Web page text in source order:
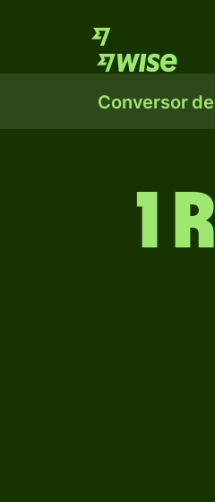
Conversor
1